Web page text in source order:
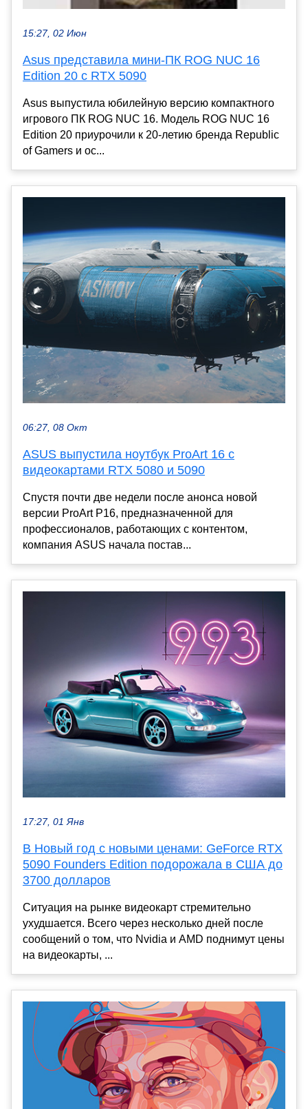
15:27, 02 Июн
Asus представила мини-ПК ROG NUC 16
Edition 20 с RTX 5090
Asus выпустила юбилейную версию компактного
игрового ПК ROG NUC 16. Модель ROG NUC 16
Edition 20 приурочили к 20-летию бренда Republic
of Gamers и ос...
06:27, 08 Окт
ASUS выпустила ноутбук ProArt 16 с
видеокартами RTX 5080 и 5090
Спустя почти две недели после анонса новой
версии ProArt P16, предназначенной для
профессионалов, работающих с контентом,
компания ASUS начала постав...
17:27, 01 Янв
В Новый год с новыми ценами: GeForce RTX
5090 Founders Edition подорожала в США до
3700 долларов
Ситуация на рынке видеокарт стремительно
ухудшается. Всего через несколько дней после
сообщений о том, что Nvidia и AMD поднимут цены
на видеокарты, ...